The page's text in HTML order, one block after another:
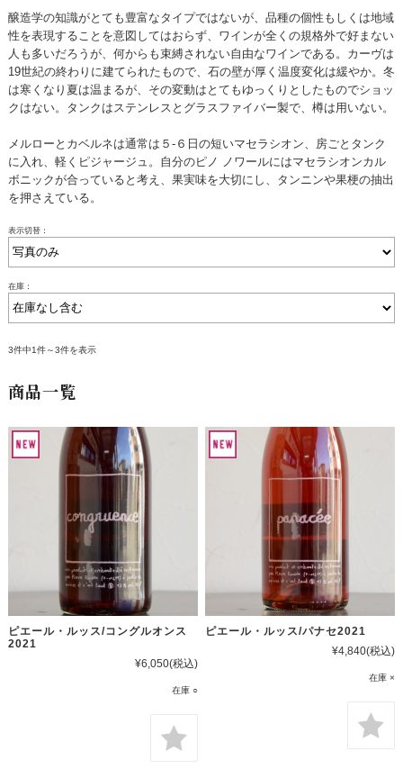
醸造学の知識がとても豊富なタイプではないが、品種の個性もしくは地域
性を表現することを意図してはおらず、ワインが全くの規格外で好まない
人も多いだろうが、何からも束縛されない自由なワインである。カーヴは
19世紀の終わりに建てられたもので、石の壁が厚く温度変化は緩やか。冬
は寒くなり夏は温まるが、その変動はとてもゆっくりとしたものでショッ
クはない。タンクはステンレスとグラスファイバー製で、樽は用いない。
メルローとカベルネは通常は５-６日の短いマセラシオン、房ごとタンク
に入れ、軽くピジャージュ。自分のピノ ノワールにはマセラシオンカル
ボニックが合っていると考え、果実味を大切にし、タンニンや果梗の抽出
を押さえている。
表示切替：
在庫：
3件中1件～3件を表示
商品一覧
ピエール・ルッス/コングルオンス
2021
¥6,050(税込)
在庫 ○
ピエール・ルッス/パナセ2021
¥4,840(税込)
在庫 ×